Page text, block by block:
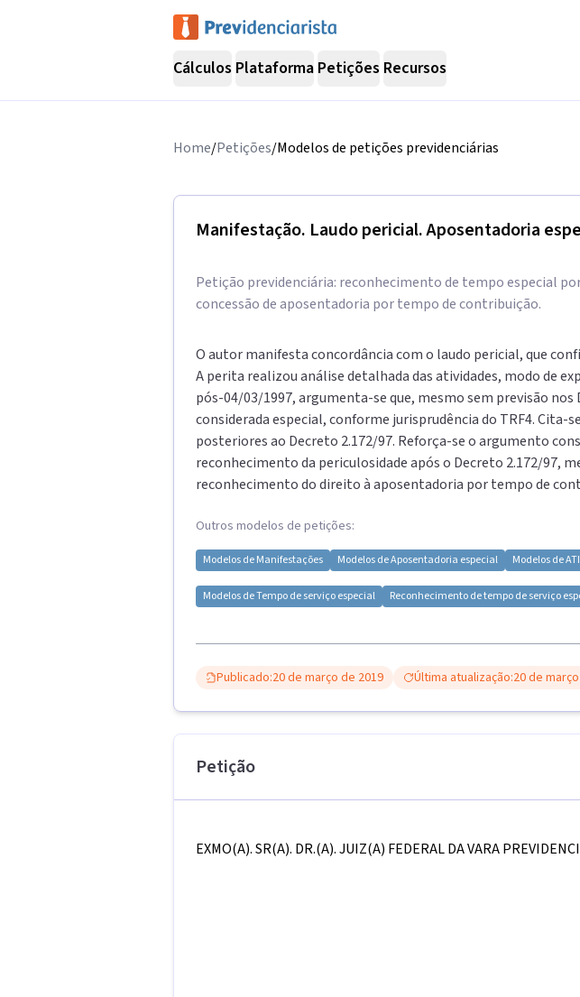
Cálculos Plataforma Petições Recursos
Home/Petições/Modelos de petições previdenciárias
Manifestação. Laudo pericial. Aposentadoria
Petição previdenciária: reconhecimento de tempo especial
concessão de aposentadoria por tempo de contribuição.
O autor manifesta concordância com o laudo pericial, que
A perita realizou análise detalhada das atividades, modo de
pós-04/03/1997, argumenta-se que, mesmo sem previsão nos
considerada especial, conforme jurisprudência do TRF4. Cita-
posteriores ao Decreto 2.172/97. Reforça-se o argumento
reconhecimento da periculosidade após o Decreto 2.172/97,
reconhecimento do direito à aposentadoria por tempo de
Outros modelos de petições:
Modelos deManifestações Modelos deAposentadoria especial Modelos de
Modelos deTempo de serviço especial Reconhecimento de tempo de serviço
Publicado:20 de março de 2019 Última atualização:20 de
Petição
EXMO(A). SR(A). DR.(A). JUIZ(A) FEDERAL DA VARA